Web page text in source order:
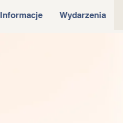
Informacje Wydarzenia